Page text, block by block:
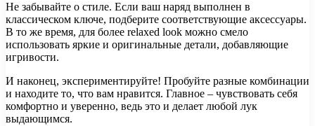
Не забывайте о стиле. Если ваш наряд выполнен в
классическом ключе, подберите соответствующие аксессуары.
В то же время, для более relaxed look можно смело
использовать яркие и оригинальные детали, добавляющие
игривости.
И наконец, экспериментируйте! Пробуйте разные комбинации
и находите то, что вам нравится. Главное – чувствовать себя
комфортно и уверенно, ведь это и делает любой лук
выдающимся.